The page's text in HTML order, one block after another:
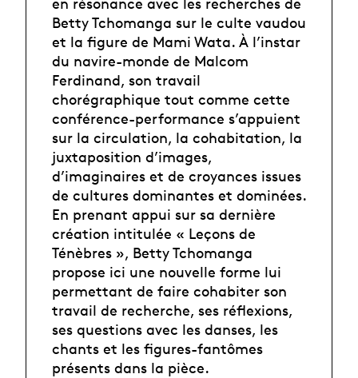
Betty Tchomanga sur le culte vaudou
et la figure de Mami Wata. À l’instar
du navire-monde de Malcom
Ferdinand, son travail
chorégraphique tout comme cette
conférence-performance s’appuient
sur la circulation, la cohabitation, la
juxtaposition d’images,
d’imaginaires et de croyances issues
de cultures dominantes et dominées.
En prenant appui sur sa dernière
création intitulée « Leçons de
Ténèbres », Betty Tchomanga
propose ici une nouvelle forme lui
permettant de faire cohabiter son
travail de recherche, ses réflexions,
ses questions avec les danses, les
chants et les figures-fantômes
présents dans la pièce.